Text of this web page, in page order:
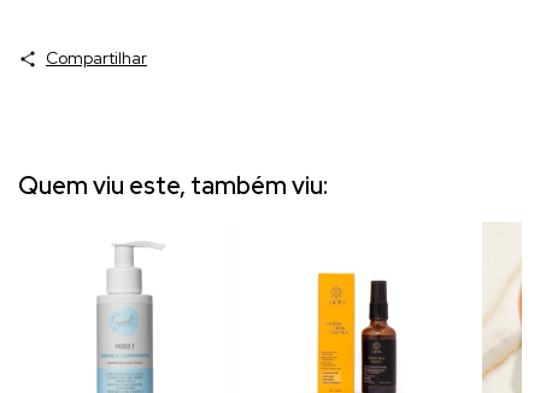
Compartilhar
Quem viu este, também viu: